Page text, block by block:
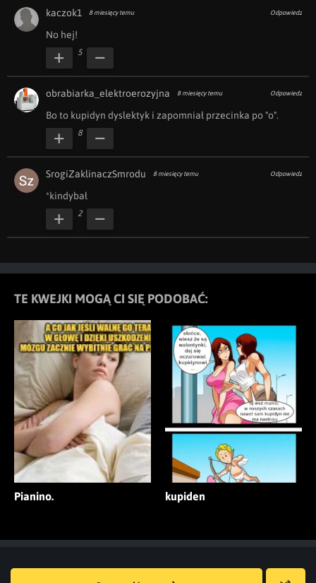
kaczok1 8 miesięcy temu Odpowiedz
No hej!
5
obrabiarka_elektroerozyjna 8 miesięcy temu Odpowiedz
Bo to kupidyn dyslektyk i zapomniał przecinka po "o".
8
SrogiZaklinaczSmrodu 8 miesięcy temu Odpowiedz
*kindybał
2
TE KWEJKI MOGĄ CI SIĘ PODOBAĆ:
Pianino. kupiden